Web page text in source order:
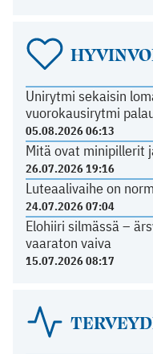
Unirytmi sekaisin
vuorokausirytmi
05.08.2026 06:13
Mitä ovat minipillerit
26.07.2026 19:16
Luteaalivaihe on
24.07.2026 07:04
Elohiiri silmässä –
vaaraton vaiva
15.07.2026 08:17